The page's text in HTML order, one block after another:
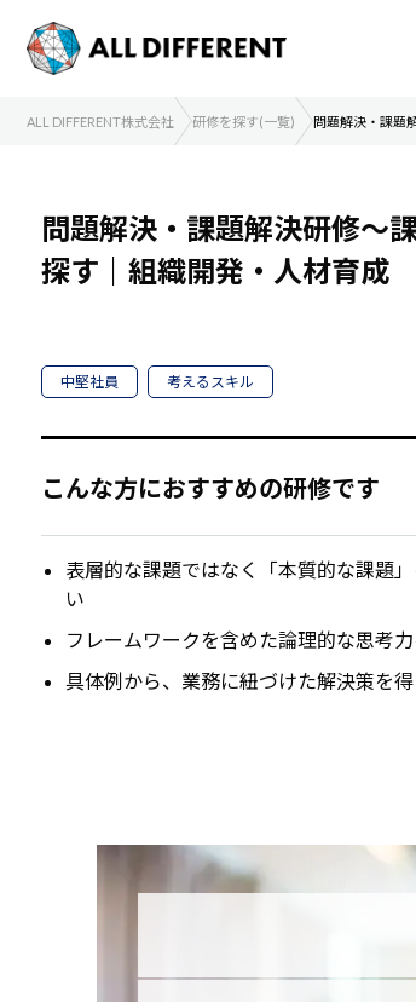
ALL DIFFERENT株式会社 研修を探す(一覧) 問題解決・課題
問題解決・課題解決研修～
探す｜組織開発・人材育成
中堅社員 考えるスキル
こんな方におすすめの研修です
表層的な課題ではなく「本質的な課題
い
フレームワークを含めた論理的な思考
具体例から、業務に紐づけた解決策を